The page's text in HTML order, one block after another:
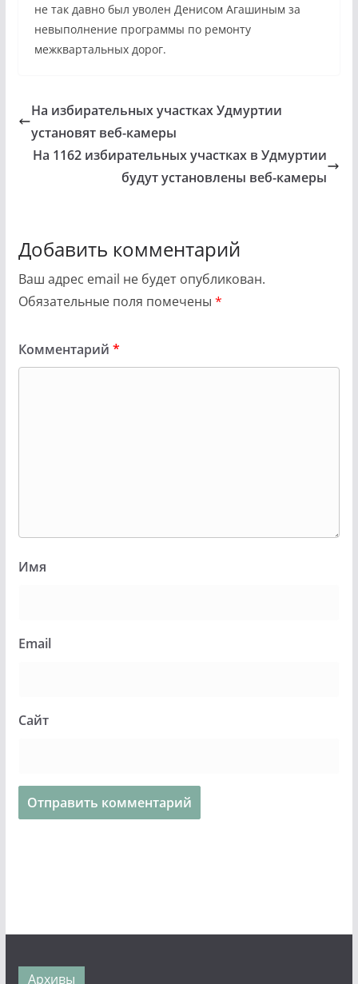
не так давно был уволен Денисом Агашиным за
невыполнение программы по ремонту
межквартальных дорог.
На избирательных участках Удмуртии
установят веб-камеры
На 1162 избирательных участках в Удмуртии
будут установлены веб-камеры
Добавить комментарий
Ваш адрес email не будет опубликован.
Обязательные поля помечены *
Комментарий *
Имя
Email
Сайт
Архивы